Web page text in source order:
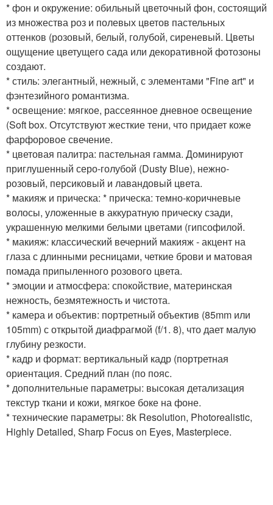
* фон и окружение: обильный цветочный фон, состоящий
из множества роз и полевых цветов пастельных
оттенков (розовый, белый, голубой, сиреневый. Цветы
ощущение цветущего сада или декоративной фотозоны
создают.
* стиль: элегантный, нежный, с элементами "Fine art" и
фэнтезийного романтизма.
* освещение: мягкое, рассеянное дневное освещение
(Soft box. Отсутствуют жесткие тени, что придает коже
фарфоровое свечение.
* цветовая палитра: пастельная гамма. Доминируют
приглушенный серо-голубой (Dusty Blue), нежно-
розовый, персиковый и лавандовый цвета.
* макияж и прическа: * прическа: темно-коричневые
волосы, уложенные в аккуратную прическу сзади,
украшенную мелкими белыми цветами (гипсофилой.
* макияж: классический вечерний макияж - акцент на
глаза с длинными ресницами, четкие брови и матовая
помада припыленного розового цвета.
* эмоции и атмосфера: спокойствие, материнская
нежность, безмятежность и чистота.
* камера и объектив: портретный объектив (85mm или
105mm) с открытой диафрагмой (f/1. 8), что дает малую
глубину резкости.
* кадр и формат: вертикальный кадр (портретная
ориентация. Средний план (по пояс.
* дополнительные параметры: высокая детализация
текстур ткани и кожи, мягкое боке на фоне.
* технические параметры: 8k Resolution, Photorealistic,
Highly Detailed, Sharp Focus on Eyes, Masterpiece.